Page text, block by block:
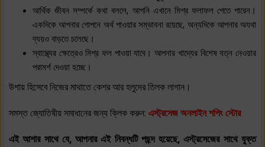
আর্থিক জীবন সম্পর্কে কথা বললে, আপনি এখানে মিশ্র ফলাফল পেতে পারেন।
একদিকে আপনার গোপনে অর্থ পাওয়ার সম্ভাবনা রয়েছে, অন্যদিকে আপনার অযথা
ব্যয়ও বাড়তে চলেছে।
স্বাস্থ্যের ক্ষেত্রেও মিশ্র ফল পাওয়া যাবে। আপনার খাদ্যের বিশেষ যত্ন নেওয়ার
পরামর্শ দেওয়া হচ্ছে।
উপায় হিসেবে নিজের মাথাতে কেশর আর হলুদের তিলক লাগান।
সমস্ত জ্যোতিষীয় সমাধানের জন্য ক্লিক করুন: এস্ট্রসেজ অনলাইন শপিং স্টোর
এই আশার সাথে যে, আপনার এই নিবন্ধটি পছন্দ হয়েছে, এস্ট্রসেজের সাথে যুক্ত